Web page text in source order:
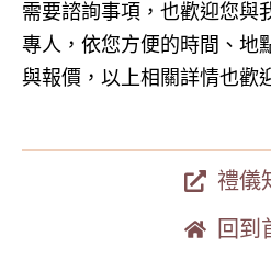
需要諮詢事項，也歡迎您與
專人，依您方便的時間、地
與報價，以上相關詳情也歡
禮儀
回到